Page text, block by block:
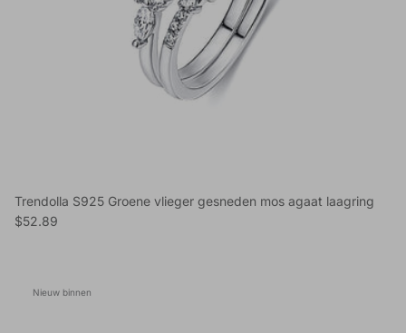
Trendolla S925 Groene vlieger gesneden mos agaat laagring
Reguliere prijs
$52.89
Nieuw binnen